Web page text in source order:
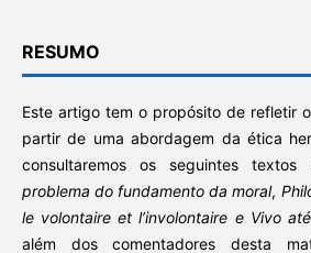
RESUMO
Este artigo tem o propósito de refletir
partir de uma abordagem da ética
consultaremos os seguintes
problema do fundamento da moral,
le volontaire et l’involontaire e Vivo
além dos comentadores desta